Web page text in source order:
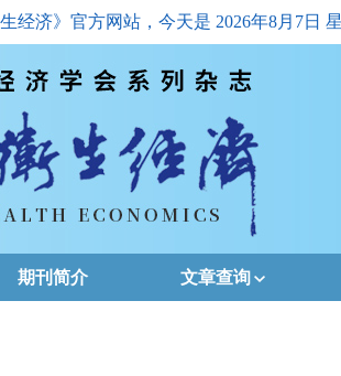
经济》官方网站，今天是 2026年8月7日
期刊简介 文章查询